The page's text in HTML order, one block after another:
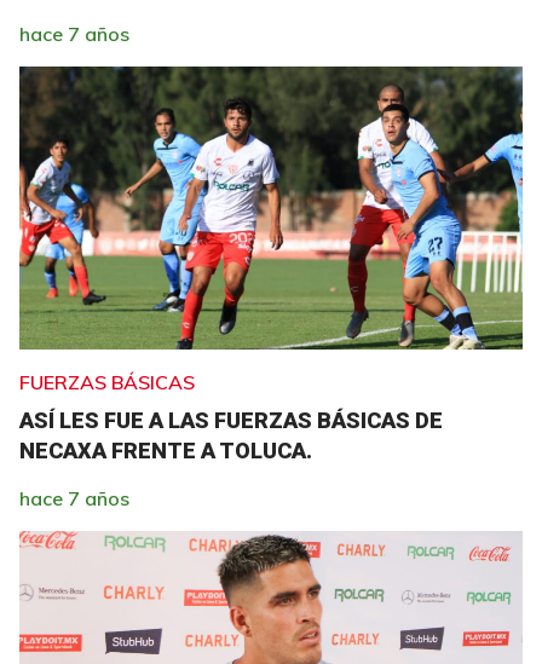
hace 7 años
FUERZAS BÁSICAS
ASÍ LES FUE A LAS FUERZAS BÁSICAS DE
NECAXA FRENTE A TOLUCA.
hace 7 años